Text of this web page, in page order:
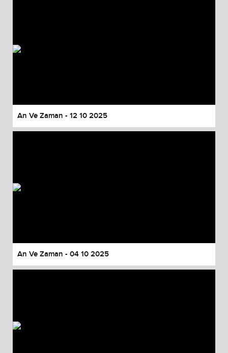
An Ve Zaman - 12 10 2025
An Ve Zaman - 04 10 2025